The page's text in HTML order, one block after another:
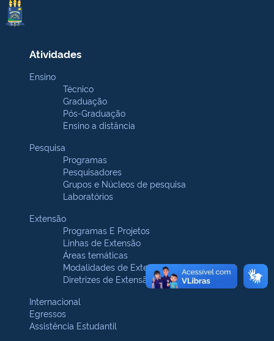
Atividades
Ensino
Técnico
Graduação
Pós-Graduação
Ensino a distância
Pesquisa
Programas
Pesquisadores
Grupos e Núcleos de pesquisa
Laboratórios
Extensão
Programas E Projetos
Linhas de Extensão
Áreas temáticas
Modalidades de Extensão
Diretrizes de Extensão
Internacional
Egressos
Assistência Estudantil